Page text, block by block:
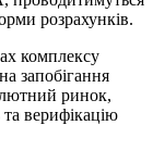
розрахунків.
комплексу
запобігання
ринок,
верифікацію